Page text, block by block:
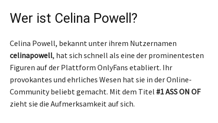
Wer ist Celina Powell?
Celina Powell, bekannt unter ihrem Nutzernamen
celinapowell, hat sich schnell als eine der prominentesten
Figuren auf der Plattform OnlyFans etabliert. Ihr
provokantes und ehrliches Wesen hat sie in der Online-
Community beliebt gemacht. Mit dem Titel #1 ASS ON OF
zieht sie die Aufmerksamkeit auf sich.